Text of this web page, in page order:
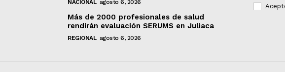
NACIONAL agosto 6, 2026
Más de 2000 profesionales de salud
rendirán evaluación SERUMS en Juliaca
REGIONAL agosto 6, 2026